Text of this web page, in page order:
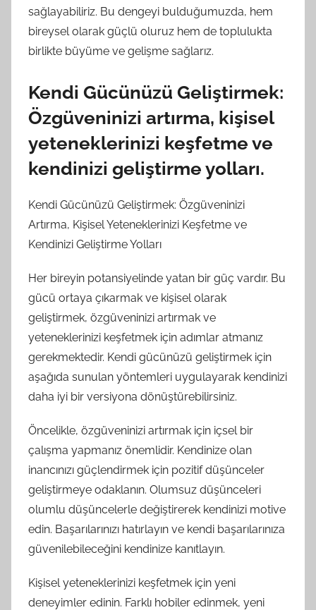
sağlayabiliriz. Bu dengeyi bulduğumuzda, hem
bireysel olarak güçlü oluruz hem de toplulukta
birlikte büyüme ve gelişme sağlarız.
Kendi Gücünüzü Geliştirmek:
Özgüveninizi artırma, kişisel
yeteneklerinizi keşfetme ve
kendinizi geliştirme yolları.
Kendi Gücünüzü Geliştirmek: Özgüveninizi
Artırma, Kişisel Yeteneklerinizi Keşfetme ve
Kendinizi Geliştirme Yolları
Her bireyin potansiyelinde yatan bir güç vardır. Bu
gücü ortaya çıkarmak ve kişisel olarak
geliştirmek, özgüveninizi artırmak ve
yeteneklerinizi keşfetmek için adımlar atmanız
gerekmektedir. Kendi gücünüzü geliştirmek için
aşağıda sunulan yöntemleri uygulayarak kendinizi
daha iyi bir versiyona dönüştürebilirsiniz.
Öncelikle, özgüveninizi artırmak için içsel bir
çalışma yapmanız önemlidir. Kendinize olan
inancınızı güçlendirmek için pozitif düşünceler
geliştirmeye odaklanın. Olumsuz düşünceleri
olumlu düşüncelerle değiştirerek kendinizi motive
edin. Başarılarınızı hatırlayın ve kendi başarılarınıza
güvenilebileceğini kendinize kanıtlayın.
Kişisel yeteneklerinizi keşfetmek için yeni
deneyimler edinin. Farklı hobiler edinmek, yeni